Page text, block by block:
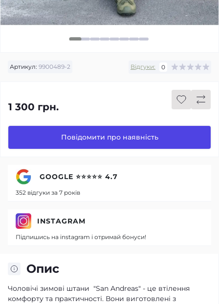
Артикул: 9900489-2 Відгуки: 0
1 300 грн.
Повідомити про наявність
Опис
Чоловічі зимові штани "San Andreas" - це втілення
комфорту та практичності. Вони виготовлені з
GOOGLE ⭐⭐⭐⭐⭐ 4.7
352 відгуки за 7 років
INSTAGRAM
Підпишись на instagram і отримай бонуси!